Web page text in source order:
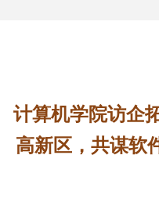
计算机学院访企
高新区，共谋软